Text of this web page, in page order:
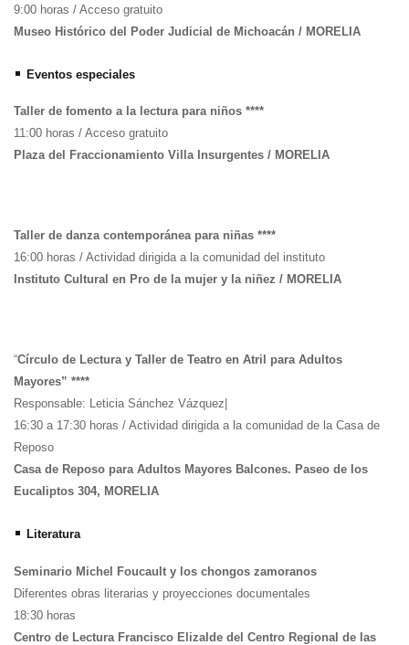
9:00 horas / Acceso gratuito
Museo Histórico del Poder Judicial de Michoacán / MORELIA
• Eventos especiales
Taller de fomento a la lectura para niños ****
11:00 horas / Acceso gratuito
Plaza del Fraccionamiento Villa Insurgentes / MORELIA
Taller de danza contemporánea para niñas ****
16:00 horas / Actividad dirigida a la comunidad del instituto
Instituto Cultural en Pro de la mujer y la niñez / MORELIA
“Círculo de Lectura y Taller de Teatro en Atril para Adultos
Mayores” ****
Responsable: Leticia Sánchez Vázquez|
16:30 a 17:30 horas / Actividad dirigida a la comunidad de la Casa de
Reposo
Casa de Reposo para Adultos Mayores Balcones. Paseo de los
Eucaliptos 304, MORELIA
• Literatura
Seminario Michel Foucault y los chongos zamoranos
Diferentes obras literarias y proyecciones documentales
18:30 horas
Centro de Lectura Francisco Elizalde del Centro Regional de las